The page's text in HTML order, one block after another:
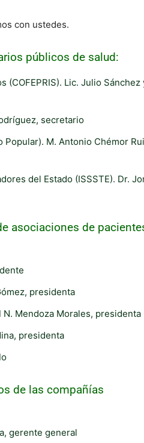
con ustedes.
públicos de salud:
(COFEPRIS). Lic. Julio Sánchez
secretario
M. Antonio Chémor
del Estado (ISSSTE). Dr.
asociaciones de
presidenta
Mendoza Morales, presidenta
presidenta
de las compañías
gerente general